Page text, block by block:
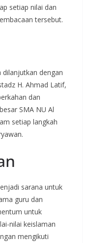
setiap nilai dan
tersebut.
dilanjutkan dengan
H. Ahmad Latif,
dan
SMA NU Al
setiap langkah
sarana untuk
guru dan
untuk
nilai keislaman
mengikuti